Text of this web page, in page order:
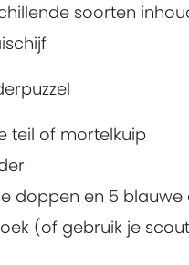
soorten
teil of mortelkuip
doppen en 5
(of gebruik je